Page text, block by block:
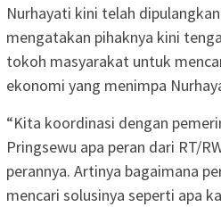
Nurhayati kini telah
mengatakan pihaknya kini
tokoh masyarakat untuk
ekonomi yang menimpa
“Kita koordinasi dengan
Pringsewu apa peran dari RT/
perannya. Artinya bagaimana
mencari solusinya seperti apa